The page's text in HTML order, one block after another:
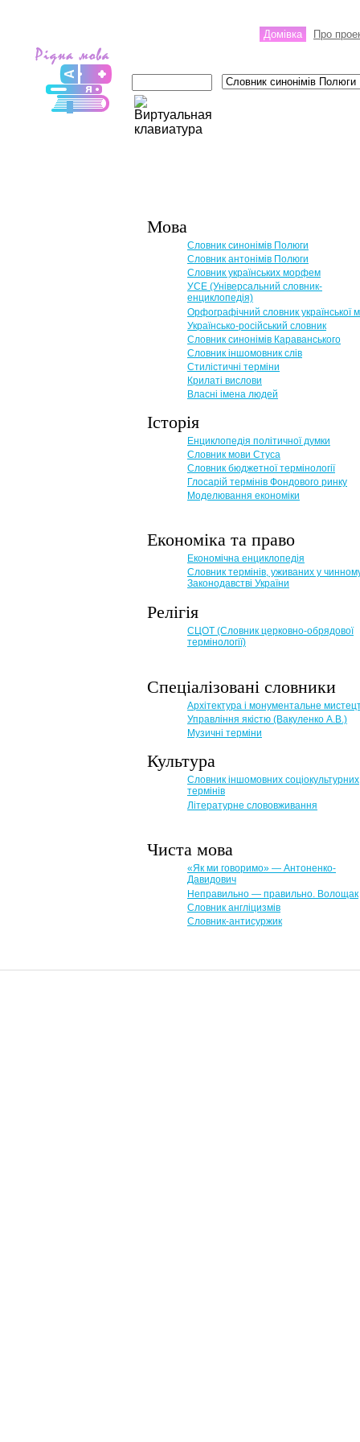
Домівка Про
Мова
Словник синонімів Полюги
Словник антонімів Полюги
Словник українських морфем
УСЕ (Універсальний словник-
енциклопедія)
Орфографічний словник української
Українсько-російський словник
Словник синонімів Караванського
Словник іншомовник слів
Стилістичні терміни
Крилаті вислови
Власні імена людей
Історія
Енциклопедія політичної думки
Словник мови Стуса
Словник бюджетної термінології
Глосарій термінів Фондового ринку
Моделювання економіки
Економіка та право
Eкономічна енциклопедія
Словник термінів, уживаних у
Законодавстві України
Релігія
СЦОТ (Словник церковно-обрядової
термінології)
Спеціалізовані словники
Архітектура і монументальне
Управління якістю (Вакуленко А.В.)
Музичні терміни
Культура
Словник іншомовних соціокультурних
термінів
Літературне слововживання
Чиста мова
«Як ми говоримо» — Антоненко-
Давидович
Неправильно — правильно. Волощак
Словник англіцизмів
Словник-антисуржик